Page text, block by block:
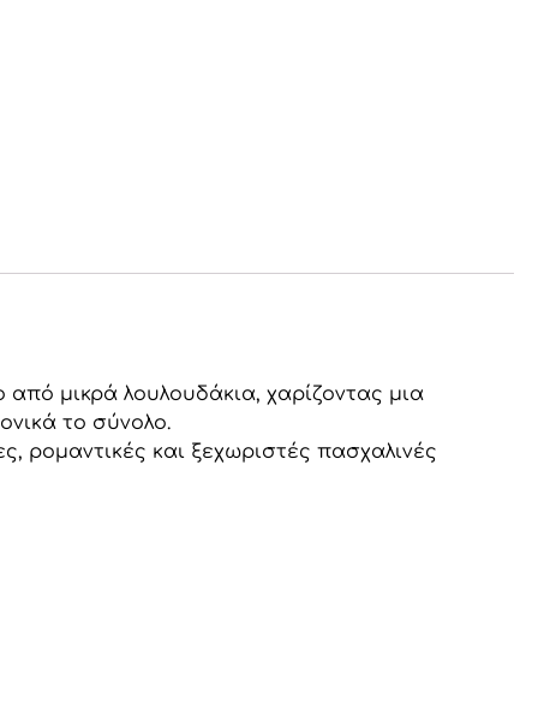
μικρά λουλουδάκια, χαρίζοντας μια
το σύνολο.
ρομαντικές και ξεχωριστές πασχαλινές